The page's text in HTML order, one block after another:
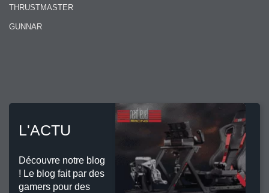
THRUSTMASTER
GUNNAR
L'ACTU
Découvre notre blog
! Le blog fait par des
gamers pour des